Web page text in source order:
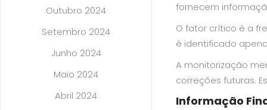
Outubro 2024
Setembro 2024
Junho 2024
Maio 2024
Abril 2024
fornecem
O fator crítico é a
é identificado
A monitorização
correções futuras.
Informação